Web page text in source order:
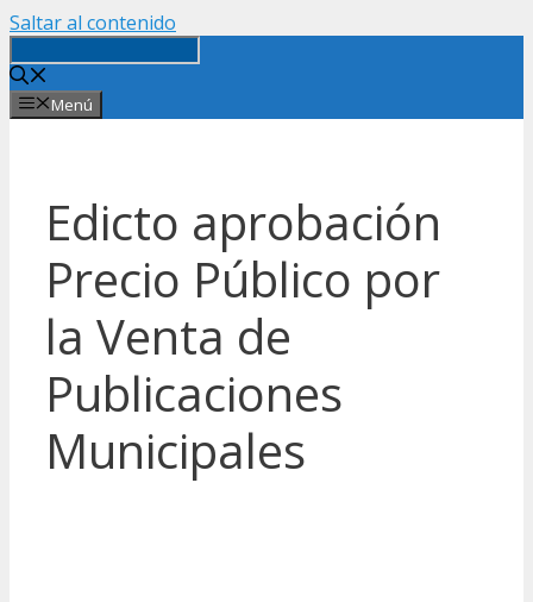
Saltar al contenido
Menú
Edicto aprobación
Precio Público por
la Venta de
Publicaciones
Municipales